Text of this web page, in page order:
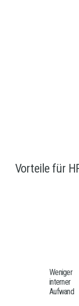
Vorteile für
Weniger
interner
Aufwand